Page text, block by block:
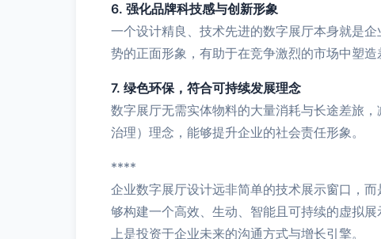
6. 强化品牌科技感与创新形象
一个设计精良、技术先进的数字展厅本身就是
势的正面形象，有助于在竞争激烈的市场中塑造
7. 绿色环保，符合可持续发展理念
数字展厅无需实体物料的大量消耗与长途差旅
治理）理念，能够提升企业的社会责任形象。
****
企业数字展厅设计远非简单的技术展示窗口，
够构建一个高效、生动、智能且可持续的虚拟
上是投资于企业未来的沟通方式与增长引擎。